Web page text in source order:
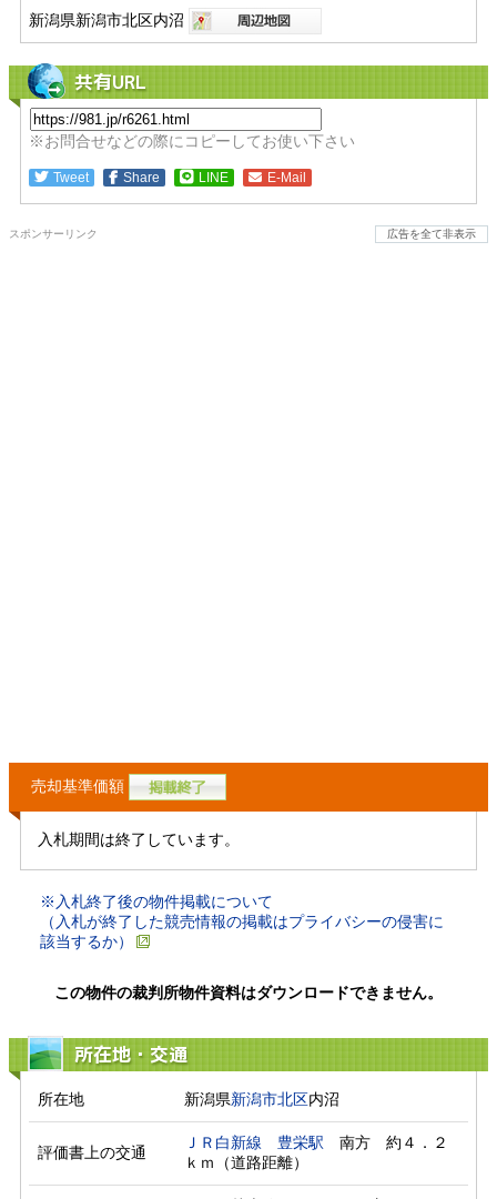
新潟県新潟市北区内沼
共有URL
※お問合せなどの際にコピーしてお使い下さい
Tweet Share LINE E-Mail
スポンサーリンク 広告を全て非表示
売却基準価額
入札期間は終了しています。
※入札終了後の物件掲載について
（入札が終了した競売情報の掲載はプライバシーの侵害に
該当するか）
この物件の裁判所物件資料はダウンロードできません。
所在地・交通
所在地 新潟県新潟市北区内沼
評価書上の交通
ＪＲ白新線 豊栄駅 南方　約４．２
ｋｍ（道路距離）